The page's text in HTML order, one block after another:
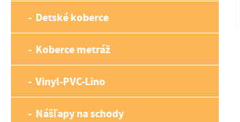
Detské koberce
Koberce metráž
Vinyl-PVC-Lino
Nášľapy na schody